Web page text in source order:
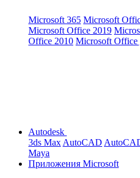
Microsoft 365 Microsoft
Microsoft Office 2019
Office 2010 Microsoft Office
Autodesk
3ds Max AutoCAD
Maya
Приложения Microsoft